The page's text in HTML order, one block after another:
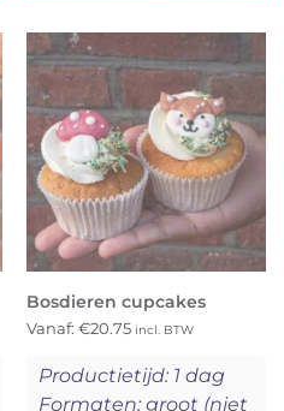
Bosdieren cupcakes
Vanaf: €20.75 incl. BTW
Productietijd: 1 dag
Formaten: groot (niet